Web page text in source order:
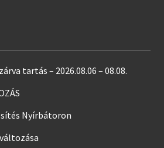
tartás – 2026.08.06 – 08.08.
Nyírbátoron